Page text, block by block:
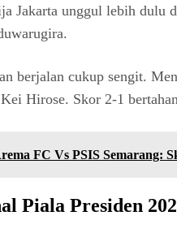
Jakarta unggul lebih
berjalan cukup sengit.
Hirose. Skor 2-1
FC Vs PSIS Semarang:
Piala Presiden